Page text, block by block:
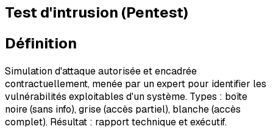
Test d'intrusion (Pentest)
Définition
Simulation d'attaque autorisée et encadrée
contractuellement, menée par un expert pour identifier les
vulnérabilités exploitables d'un système. Types : boîte
noire (sans info), grise (accès partiel), blanche (accès
complet). Résultat : rapport technique et exécutif.